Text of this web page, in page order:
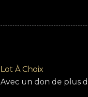
Lot À Choix
Avec un don de plus